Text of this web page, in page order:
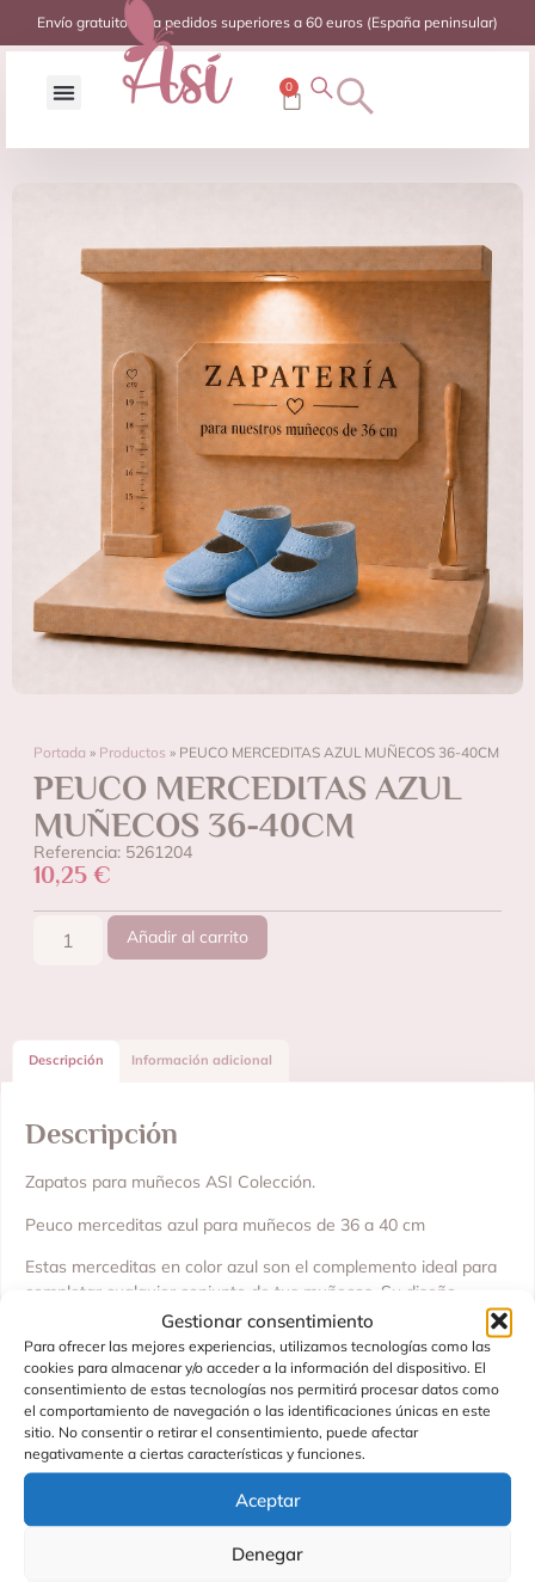
Gestionar consentimiento
Para ofrecer las mejores experiencias, utilizamos tecnologías como las
cookies para almacenar y/o acceder a la información del dispositivo. El
consentimiento de estas tecnologías nos permitirá procesar datos como
el comportamiento de navegación o las identificaciones únicas en este
sitio. No consentir o retirar el consentimiento, puede afectar
negativamente a ciertas características y funciones.
Aceptar
Denegar
Envío gratuito para pedidos superiores a 60 euros (España peninsular)
0
Portada » Productos » PEUCO MERCEDITAS AZUL MUÑECOS 36-40CM
PEUCO MERCEDITAS AZUL
MUÑECOS 36-40CM
Referencia: 5261204
10,25 €
Añadir al carrito
Descripción Información adicional
Descripción
Zapatos para muñecos ASI Colección.
Peuco merceditas azul para muñecos de 36 a 40 cm
Estas merceditas en color azul son el complemento ideal para
completar cualquier conjunto de tus muñecos. Su diseño
clásico y elegante las convierte en un básico imprescindible,
perfecto tanto para looks diarios como para ocasiones
especiales.
Todos nuestros zapatos para muñecos están fabricados en
España con materiales de la máxima calidad y un diseño
exclusivo ideado por nuestro equipo. Cada detalle refleja
asegurando un acabado cuidado y duradero.
Un accesorio perfecto para aportar estilo y personalidad al